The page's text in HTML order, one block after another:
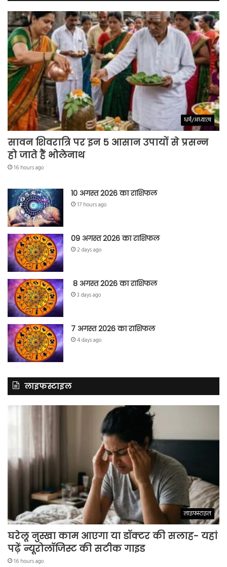
धर्म/अध्यात्म
सावन शिवरात्रि पर इन 5 आसान उपायों से प्रसन्न
हो जाते हैं भोलेनाथ
16 hours ago
10 अगस्त 2026 का राशिफल
17 hours ago
09 अगस्त 2026 का राशिफल
2 days ago
8 अगस्त 2026 का राशिफल
3 days ago
7 अगस्त 2026 का राशिफल
4 days ago
लाइफस्टाइल
लाइफस्टाइल
घरेलू नुस्खा काम आएगा या डॉक्टर की सलाह- यहां
पढ़ें न्यूरोलॉजिस्ट की सटीक गाइड
16 hours ago